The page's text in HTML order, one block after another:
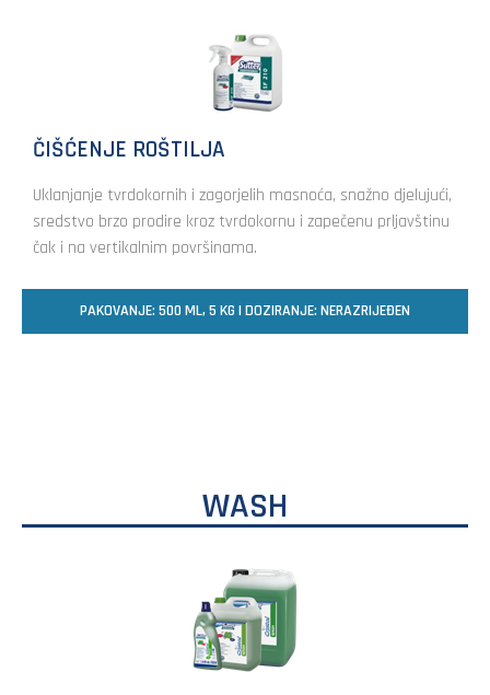
ČIŠĆENJE ROŠTILJA
Uklanjanje tvrdokornih i zagorjelih masnoća, snažno djelujući,
sredstvo brzo prodire kroz tvrdokornu i zapečenu prljavštinu
čak i na vertikalnim površinama.
PAKOVANJE: 500 ML, 5 KG | DOZIRANJE: NERAZRIJEĐEN
WASH